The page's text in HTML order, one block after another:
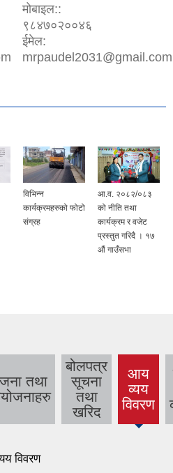
मोबाइल::
९८४७०२००४६
ईमेल:
mrpaudel2031@gmail.com
विभिन्न
कार्यक्रमहरुको फोटो
संग्रह
आ.व. २०८२/०८३
को नीति तथा
कार्यक्रम र वजेट
प्रस्तुत गरिदै । १७
औं गाउँसभा
तथा
बोलपत्र
सूचना
तथा
खरिद
आय
व्यय
विवरण
(active
tab)
विवरण